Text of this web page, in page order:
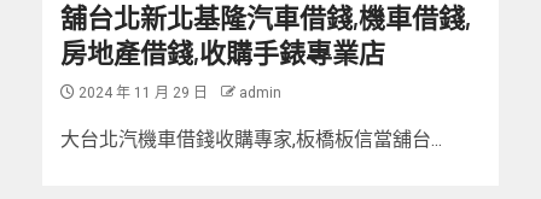
舖台北新北基隆汽車借錢,機車借錢,
房地產借錢,收購手錶專業店
2024 年 11 月 29 日 admin
大台北汽機車借錢收購專家,板橋板信當舖台...